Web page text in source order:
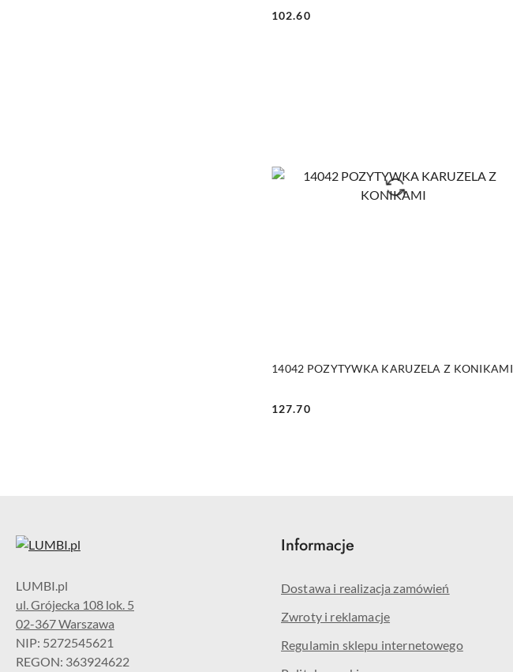
Cena:
102.60
14042 POZYTYWKA KARUZELA Z KONIKAMI
Cena:
127.70
ul. Grójecka 108 lok. 5
02-367 Warszawa
NIP: 5272545621
REGON: 363924622
Informacje
Dostawa i realizacja zamówień
Zwroty i reklamacje
Regulamin sklepu internetowego